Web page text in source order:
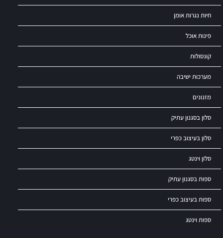
חיות נגרות אומן
פינות אוכל
קונסולות
מערכות ישיבה
מזנונים
סלון בסגנון עתיק
סלון בעיצוב כפרי
סלון וינטג
ספות בסגנון עתיק
ספות בעיצוב כפרי
ספות וינטג